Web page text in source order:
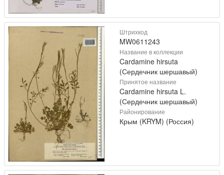
Штрихкод
MW0611243
Название в коллекции
Cardamine hirsuta
(Сердечник шершавый)
Принятое название
Cardamine hirsuta L.
(Сердечник шершавый)
Районирование
Крым (KRYM) (Россия)